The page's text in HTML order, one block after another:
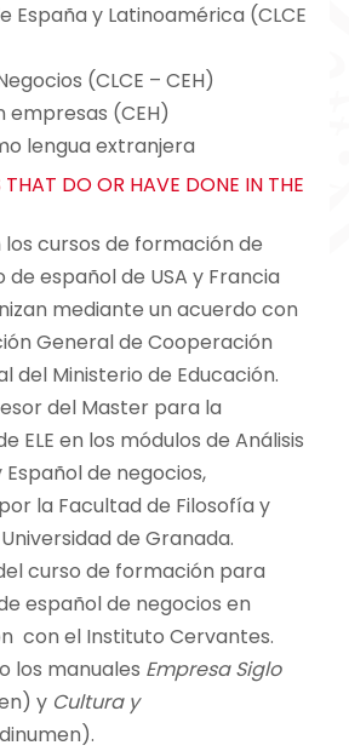
España y Latinoamérica (CLCE
(CLCE – CEH)
empresas (CEH)
lengua extranjera
THAT DO OR HAVE DONE IN THE
cursos de formación de
español de USA y Francia
mediante un acuerdo con
General de Cooperación
del Ministerio de Educación.
del Master para la
ELE en los módulos de Análisis
de negocios,
la Facultad de Filosofía y
de Granada.
curso de formación para
español de negocios en
con el Instituto Cervantes.
los manuales Empresa Siglo
y Cultura y